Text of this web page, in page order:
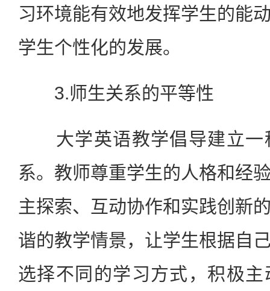
习环境能有效地发挥学生的能
学生个性化的发展。
3.师生关系的平等性
大学英语教学倡导建立一
系。教师尊重学生的人格和经
主探索、互动协作和实践创新
谐的教学情景，让学生根据自
选择不同的学习方式，积极